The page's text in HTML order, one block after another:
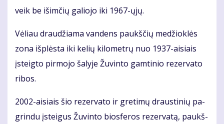
veik be iš­im­čių ga­lio­jo iki 1967-ųjų.
Vė­liau drau­džia­ma van­dens paukš­čių me­džiok­lės
zo­na iš­plės­ta iki ke­lių ki­lo­met­rų nuo 1937-ai­siais
įsteig­to pir­mo­jo ša­ly­je Žu­vin­to gam­ti­nio re­zer­va­to
ri­bos.
2002-ai­siais šio re­zer­va­to ir gre­ti­mų draus­ti­nių pa­
grin­du įstei­gus Žu­vin­to bios­fe­ros re­zer­va­tą, paukš­